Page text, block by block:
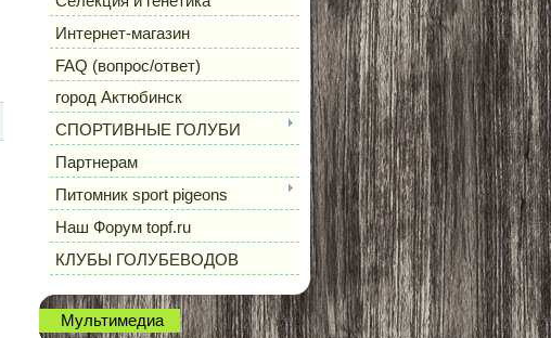
Интернет-магазин
FAQ (вопрос/ответ)
город Актюбинск
СПОРТИВНЫЕ ГОЛУБИ
Партнерам
Питомник sport pigeons
Наш Форум topf.ru
КЛУБЫ ГОЛУБЕВОДОВ
Мультимедиа